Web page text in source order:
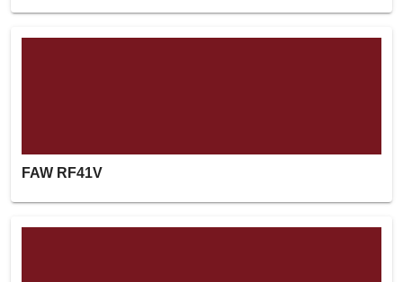
FAW RF41V